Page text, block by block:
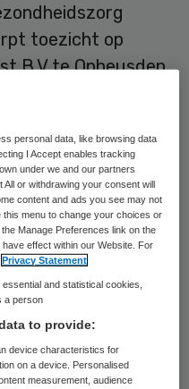
toezicht op
B.V te Opheusden
de zorg heeft
de Inspectie
van vier
toezicht. Er
op het
en inzet
en
kreeg vier
personal data, like browsing data
I Accept enables tracking
under we and our partners
or withdrawing your consent will
content and ads you see may not
menu to change your choices or
Manage Preferences link on the
effect within our Website. For
Privacy Statement
and statistical cookies,
a person
to provide:
device characteristics for
on a device. Personalised
measurement, audience